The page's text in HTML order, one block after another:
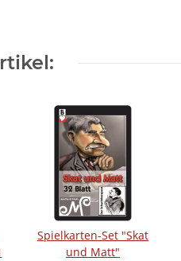
Spielkarten-Set "Skat
und Matt"